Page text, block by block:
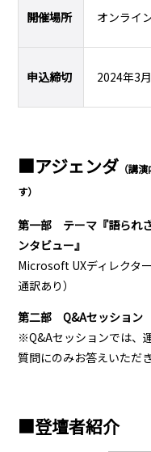
開催場所 オンライ
申込締切 2024年3
■アジェンダ （講
す）
第一部 テーマ『語られ
ンタビュー』
Microsoft UXディレクタ
通訳あり）
第二部 Q&Aセッション
※Q&Aセッションでは、
質問にのみお答えいただき
■登壇者紹介